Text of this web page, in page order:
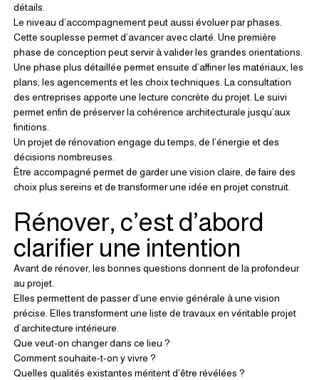
détails.
Le niveau d’accompagnement peut aussi évoluer par phases.
Cette souplesse permet d’avancer avec clarté. Une première
phase de conception peut servir à valider les grandes orientations.
Une phase plus détaillée permet ensuite d’affiner les matériaux, les
plans, les agencements et les choix techniques. La consultation
des entreprises apporte une lecture concrète du projet. Le suivi
permet enfin de préserver la cohérence architecturale jusqu’aux
finitions.
Un projet de rénovation engage du temps, de l’énergie et des
décisions nombreuses.
Être accompagné permet de garder une vision claire, de faire des
choix plus sereins et de transformer une idée en projet construit.
Rénover, c’est d’abord
clarifier une intention
Avant de rénover, les bonnes questions donnent de la profondeur
au projet.
Elles permettent de passer d’une envie générale à une vision
précise. Elles transforment une liste de travaux en véritable projet
d’architecture intérieure.
Que veut-on changer dans ce lieu ?
Comment souhaite-t-on y vivre ?
Quelles qualités existantes méritent d’être révélées ?